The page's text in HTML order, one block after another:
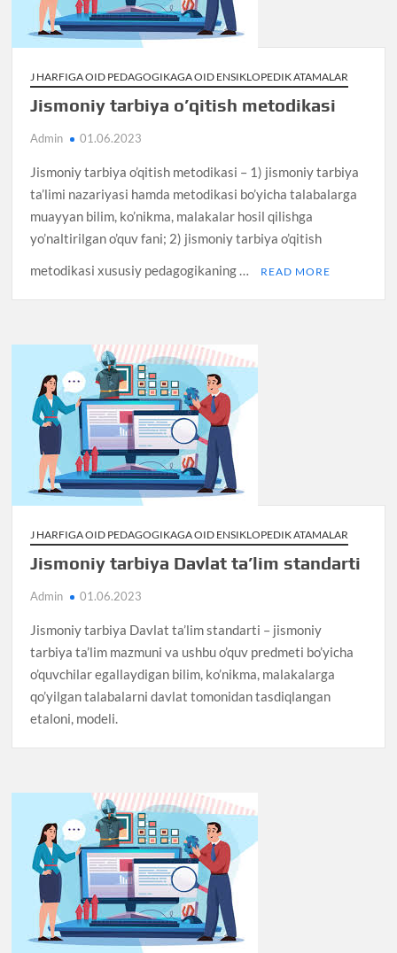
J HARFIGA OID PEDAGOGIKAGA OID ENSIKLOPEDIK ATAMALAR
Jismoniy tarbiya o’qitish metodikasi
Admin 01.06.2023
Jismoniy tarbiya o’qitish metodikasi – 1) jismoniy tarbiya
ta’limi nazariyasi hamda metodikasi bo’yicha talabalarga
muayyan bilim, ko’nikma, malakalar hosil qilishga
yo’naltirilgan o’quv fani; 2) jismoniy tarbiya o’qitish
metodikasi xususiy pedagogikaning …
READ MORE
J HARFIGA OID PEDAGOGIKAGA OID ENSIKLOPEDIK ATAMALAR
Jismoniy tarbiya Davlat ta’lim standarti
Admin 01.06.2023
Jismoniy tarbiya Davlat ta’lim standarti – jismoniy
tarbiya ta’lim mazmuni va ushbu o’quv predmeti bo’yicha
o’quvchilar egallaydigan bilim, ko’nikma, malakalarga
qo’yilgan talabalarni davlat tomonidan tasdiqlangan
etaloni, modeli.